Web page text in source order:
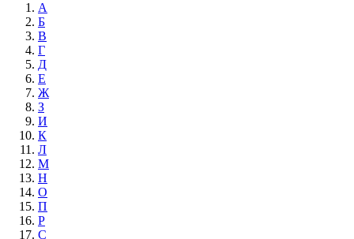
А
Б
В
Г
Д
Е
Ж
З
И
К
Л
М
Н
О
П
Р
С